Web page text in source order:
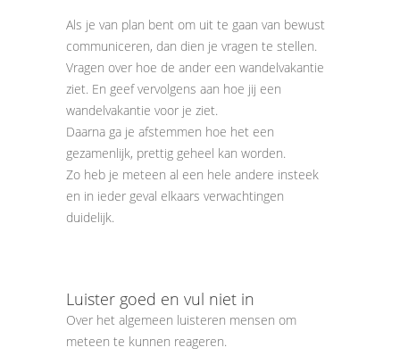
Als je van plan bent om uit te gaan van bewust
communiceren, dan dien je vragen te stellen.
Vragen over hoe de ander een wandelvakantie
ziet. En geef vervolgens aan hoe jij een
wandelvakantie voor je ziet.
Daarna ga je afstemmen hoe het een
gezamenlijk, prettig geheel kan worden.
Zo heb je meteen al een hele andere insteek
en in ieder geval elkaars verwachtingen
duidelijk.
Luister goed en vul niet in
Over het algemeen luisteren mensen om
meteen te kunnen reageren.